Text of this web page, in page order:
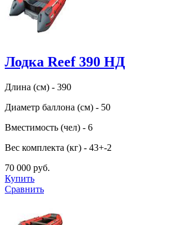
Лодка Reef 390 НД
Длина (см) - 390
Диаметр баллона (см) - 50
Вместимость (чел) - 6
Вес комплекта (кг) - 43+-2
70 000 руб.
Купить
Сравнить